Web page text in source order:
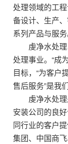
处理领域的工
备设计、生产
系列产品与服务
虔净水处理
处理事业。“成
目标，“为客户
售后服务”是我
虔净水处理
安装公司的良
同行业的客户
集团、中国商